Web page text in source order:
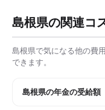
島根県の関連コ
島根県で気になる他の費
できます。
島根県の年金の受給額